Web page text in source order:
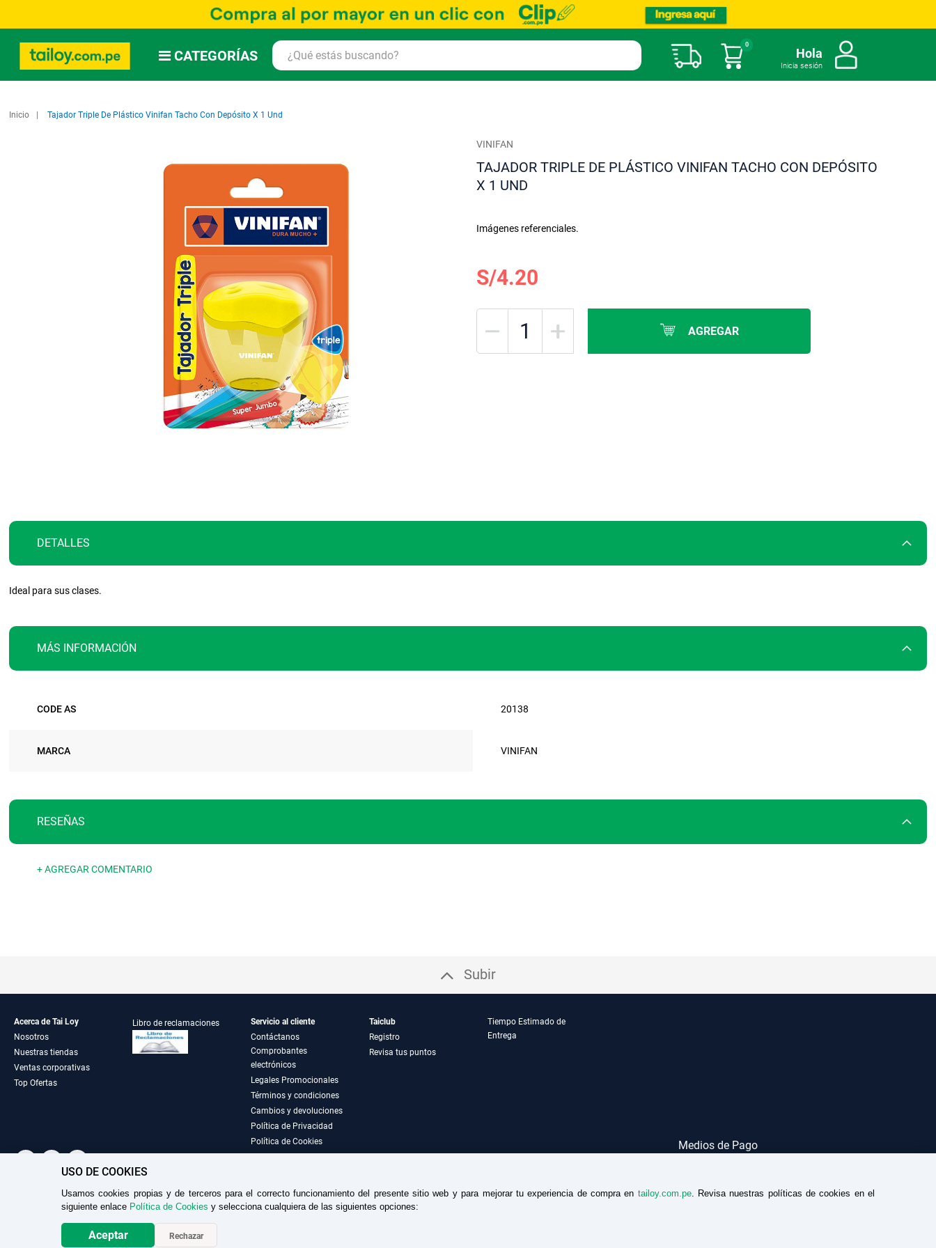
CATEGORÍAS Mi carrito
0
Hola
Inicia sesión
Inicio Tajador Triple De Plástico Vinifan Tacho Con Depósito X 1 Und
la
de
imágenes
VINIFAN
TAJADOR TRIPLE DE PLÁSTICO VINIFAN TACHO CON DEPÓSITO
X 1 UND
Imágenes referenciales.
S/4.20
AGREGAR
DETALLES
Ideal para sus clases.
MÁS INFORMACIÓN
información
CODE AS 20138
MARCA VINIFAN
RESEÑAS
+ AGREGAR COMENTARIO
Subir
Acerca de Tai Loy
Nosotros
Nuestras tiendas
Ventas corporativas
Top Ofertas
Libro de reclamaciones
Servicio al cliente
Contáctanos
Comprobantes
electrónicos
Legales Promocionales
Términos y condiciones
Cambios y devoluciones
Política de Privacidad
Política de Cookies
Taiclub
Registro
Revisa tus puntos
Tiempo Estimado de
Entrega
TAILOY S.A. RUC: 20100049181
Medios de Pago
USO DE COOKIES
Usamos cookies propias y de terceros para el correcto funcionamiento del presente sitio web y para mejorar tu experiencia de compra en tailoy.com.pe. Revisa nuestras políticas de cookies en el
siguiente enlace Política de Cookies y selecciona cualquiera de las siguientes opciones:
Aceptar Rechazar